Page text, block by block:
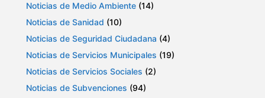
Noticias de Medio Ambiente (14)
Noticias de Sanidad (10)
Noticias de Seguridad Ciudadana (4)
Noticias de Servicios Municipales (19)
Noticias de Servicios Sociales (2)
Noticias de Subvenciones (94)